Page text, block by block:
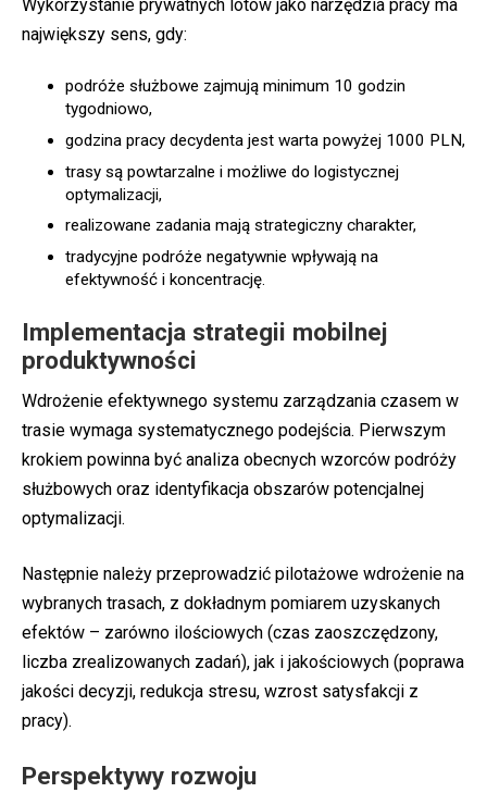
Wykorzystanie prywatnych lotów jako narzędzia pracy ma
największy sens, gdy:
podróże służbowe zajmują minimum 10 godzin
tygodniowo,
godzina pracy decydenta jest warta powyżej 1000 PLN,
trasy są powtarzalne i możliwe do logistycznej
optymalizacji,
realizowane zadania mają strategiczny charakter,
tradycyjne podróże negatywnie wpływają na
efektywność i koncentrację.
Implementacja strategii mobilnej
produktywności
Wdrożenie efektywnego systemu zarządzania czasem w
trasie wymaga systematycznego podejścia. Pierwszym
krokiem powinna być analiza obecnych wzorców podróży
służbowych oraz identyfikacja obszarów potencjalnej
optymalizacji.
Następnie należy przeprowadzić pilotażowe wdrożenie na
wybranych trasach, z dokładnym pomiarem uzyskanych
efektów – zarówno ilościowych (czas zaoszczędzony,
liczba zrealizowanych zadań), jak i jakościowych (poprawa
jakości decyzji, redukcja stresu, wzrost satysfakcji z
pracy).
Perspektywy rozwoju